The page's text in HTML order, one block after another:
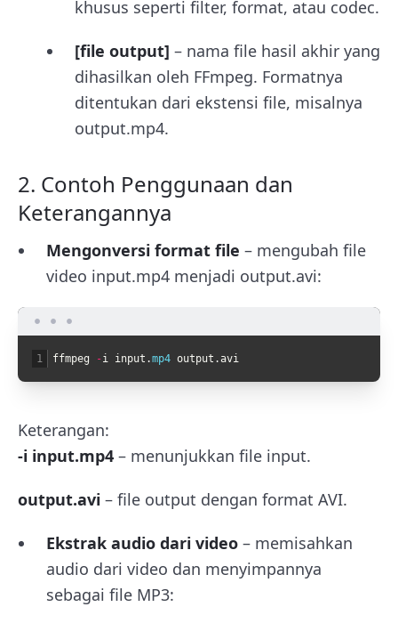
khusus seperti filter, format, atau codec.
[file output] – nama file hasil akhir yang
dihasilkan oleh FFmpeg. Formatnya
ditentukan dari ekstensi file, misalnya
output.mp4.
2. Contoh Penggunaan dan
Keterangannya
Mengonversi format file – mengubah file
video input.mp4 menjadi output.avi:
1 ffmpeg -i input .mp4 output .avi
Keterangan:
-i input.mp4 – menunjukkan file input.
output.avi – file output dengan format AVI.
Ekstrak audio dari video – memisahkan
audio dari video dan menyimpannya
sebagai file MP3: